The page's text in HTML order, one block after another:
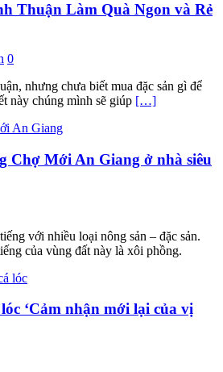
Thuận Làm Quà Ngon và Rẻ
0
nhưng chưa biết mua đặc sản gì để
này chúng mình sẽ giúp […]
Chợ Mới An Giang ở nhà siêu
với nhiều loại nông sản – đặc sản.
của vùng đất này là xôi phồng.
‘Cảm nhận mới lại của vị